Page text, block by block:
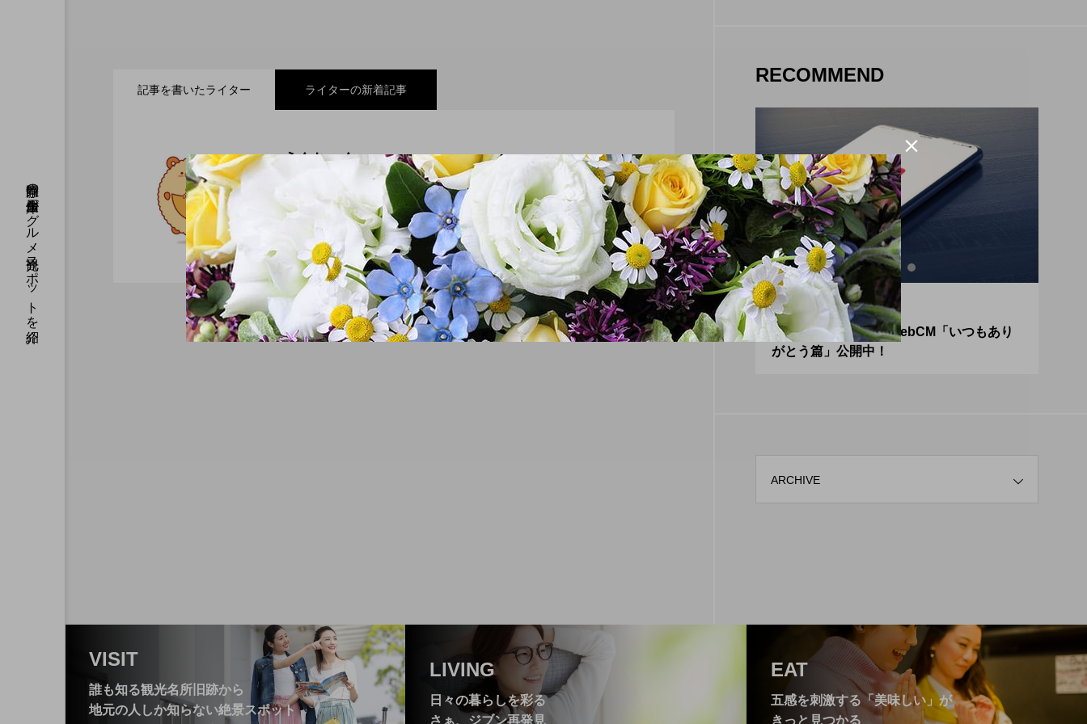
静岡県の信用金庫がグルメ観光スポットを紹介
記事を書いたライター ライターの新着記事
えんちゃん
ゆとりのくらしのパートナー。遠州信用金庫の福理事長「えんちゃ
ん」です！地域の魅力と情報をお届けしていきます。
の無いラーメン】
2026.07.11 JR新居町駅前のお食事処＆和居酒屋店【はづき】
2026.06.21 歳を重ねるごとに、さらに美しく！シミ専門サロン【PRINCESS HEART】
2026.06.11 スイーツやパンで日常に小さな幸せを届けてくれる、浜松市の【A.C.L ～アル
RECOMMEND
PLAY
【遊ぶ】大人も子どもも笑顔になれる！～
LIVING
1975年創業！圧倒的な品揃えで地元に愛さ
KNOW
静岡県信用金庫協会WebCM「いつもあり
がとう篇」公開中！
ARCHIVE
VISIT
誰も知る観光名所旧跡から
地元の人しか知らない絶景スポット
LIVING
日々の暮らしを彩る
さぁ、ジブン再発見
EAT
五感を刺激する「美味しい」が
きっと見つかる
